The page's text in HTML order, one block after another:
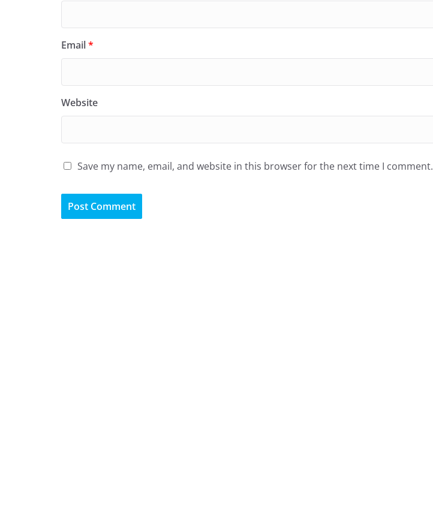
Email*
Website
Save my name, email, and website in this browser for the next time I comment.